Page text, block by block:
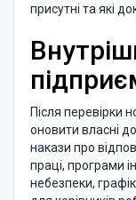
присутні та які
Після перевірки
оновити власні
накази про
праці, програми
небезпеки,